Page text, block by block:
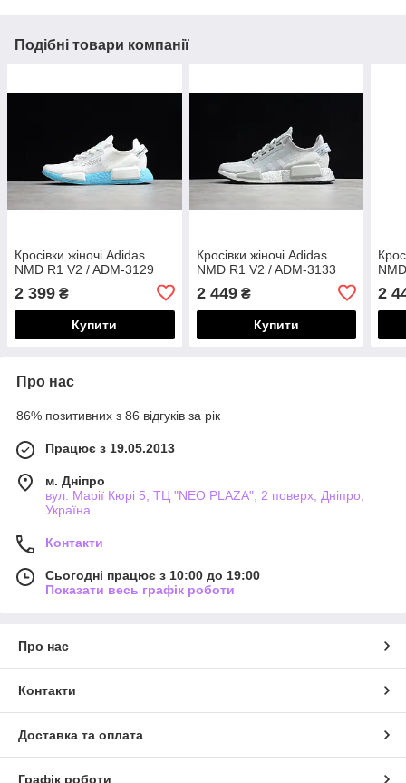
Подібні товари компанії
Кросівки жіночі Adidas
NMD R1 V2 / ADM-3129
2 399 ₴
Купити
Кросівки жіночі Adidas
NMD R1 V2 / ADM-3133
2 449₴
Купити
2
Про нас
86% позитивних з 86 відгуків за рік
Працює з 19.05.2013
м. Дніпро
вул. Марії Кюрі 5, ТЦ "NEO PLAZA", 2 поверх, Дніпро,
Україна
Контакти
Сьогодні працює з 10:00 до 19:00
Показати весь графік роботи
Про нас
Контакти
Доставка та оплата
Графік роботи